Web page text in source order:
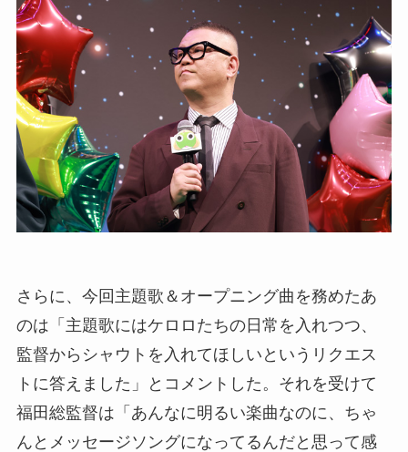
さらに、今回主題歌＆オープニング曲を務めたあ
のは「主題歌にはケロロたちの日常を入れつつ、
監督からシャウトを入れてほしいというリクエス
トに答えました」とコメントした。それを受けて
福田総監督は「あんなに明るい楽曲なのに、ちゃ
んとメッセージソングになってるんだと思って感